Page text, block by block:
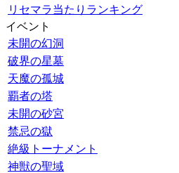
リセマラ当たりランキング
イベント
未開の幻洞
破界の星墓
天魔の孤城
覇者の塔
未開の砂宮
禁忌の獄
絶級トーナメント
神獣の聖域